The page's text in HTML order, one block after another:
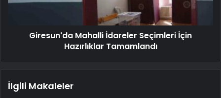
Giresun'da Mahalli İdareler Seçimleri İçin
Hazırlıklar Tamamlandı
İlgili Makaleler